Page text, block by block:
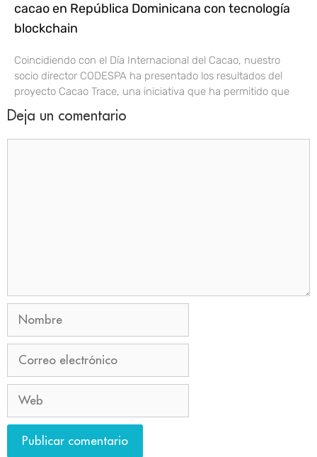
cacao en República Dominicana con tecnología
blockchain
Coincidiendo con el Día Internacional del Cacao, nuestro
socio director CODESPA ha presentado los resultados del
proyecto Cacao Trace, una iniciativa que ha permitido que
Deja un comentario